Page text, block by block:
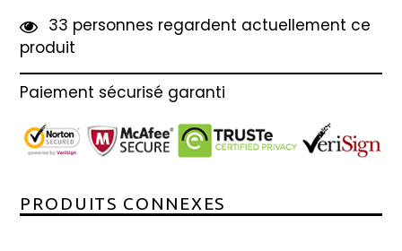
33 personnes regardent actuellement ce
produit
Paiement sécurisé garanti
PRODUITS CONNEXES